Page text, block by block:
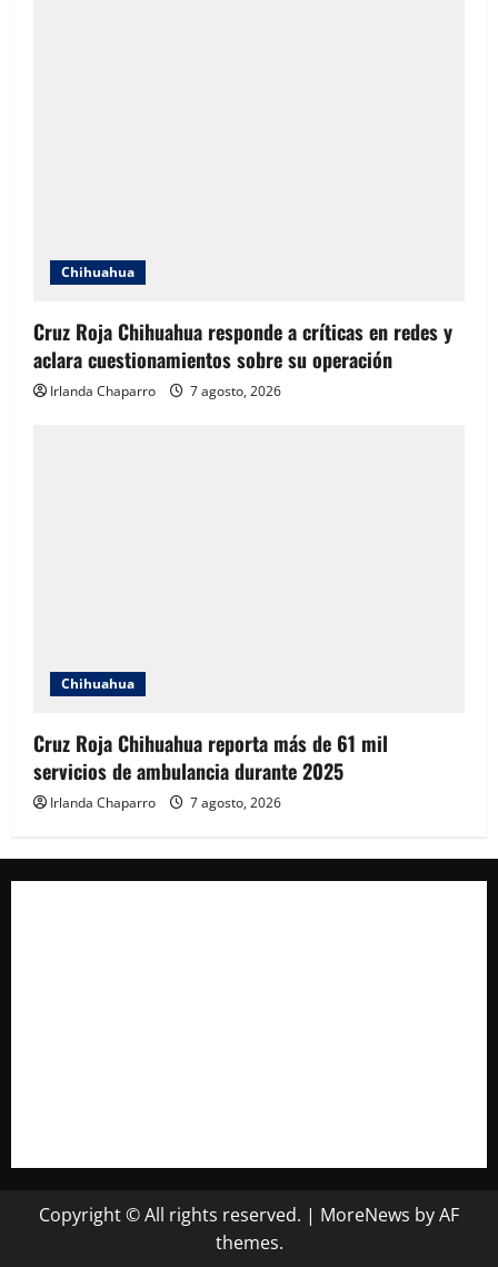
Chihuahua
Cruz Roja Chihuahua responde a críticas en redes y
aclara cuestionamientos sobre su operación
Irlanda Chaparro 7 agosto, 2026
Chihuahua
Cruz Roja Chihuahua reporta más de 61 mil
servicios de ambulancia durante 2025
Irlanda Chaparro 7 agosto, 2026
Copyright © All rights reserved. | MoreNews by AF
themes.